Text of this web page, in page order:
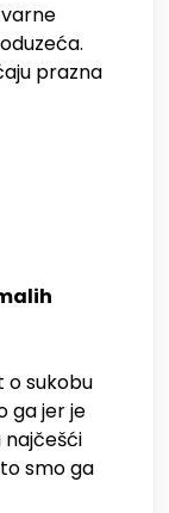
prazna
o sukobu
ga jer je
najčešći
smo ga